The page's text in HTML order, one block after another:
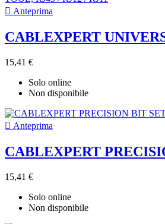
 Anteprima
CABLEXPERT
15,41 €
Solo online
Non disponibile
 Anteprima
CABLEXPERT
15,41 €
Solo online
Non disponibile